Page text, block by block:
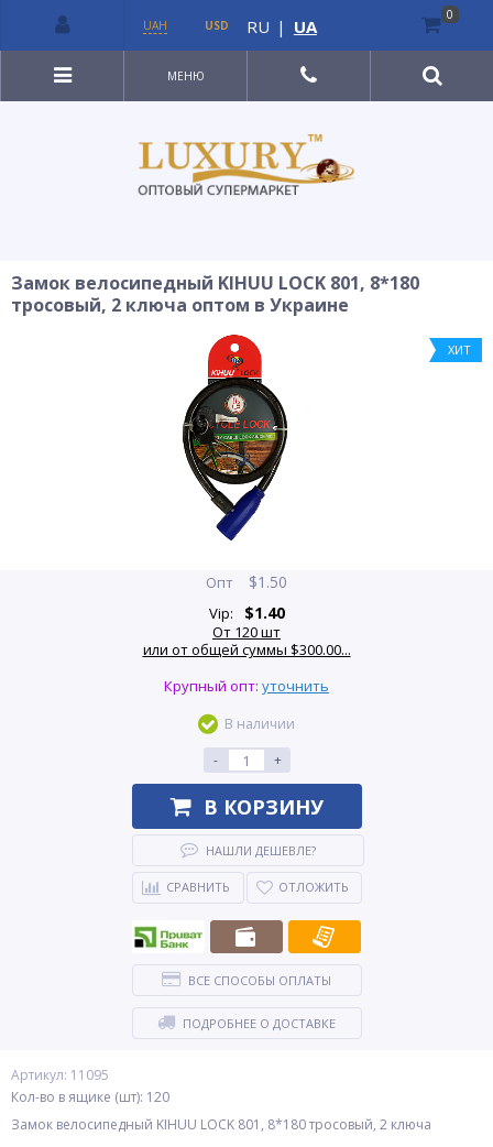
МЕНЮ
Замок велосипедный KIHUU LOCK 801, 8*180
тросовый, 2 ключа оптом в Украине
ХИТ
Артикул: 11095
Кол-во в ящике (шт): 120
Замок велосипедный KIHUU LOCK 801, 8*180 тросовый, 2 ключа
Опт $1.50
Vip: $1.40
От 120 шт
или от общей суммы $300.00...
Крупный опт: уточнить
В наличии
-
+
В КОРЗИНУ
НАШЛИ ДЕШЕВЛЕ?
СРАВНИТЬ ОТЛОЖИТЬ
ВСЕ СПОСОБЫ ОПЛАТЫ
ПОДРОБНЕЕ О ДОСТАВКЕ
UAH USD RU | UA
0